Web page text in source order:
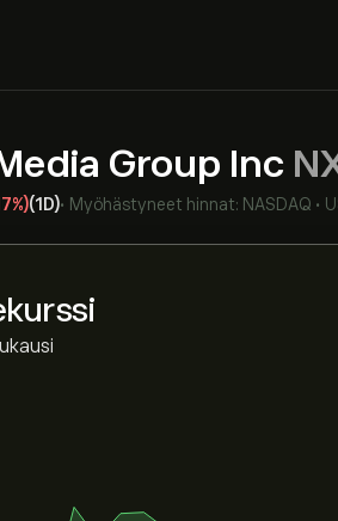
Group Inc
(1D)• Myöhästyneet hinnat: NASDAQ •